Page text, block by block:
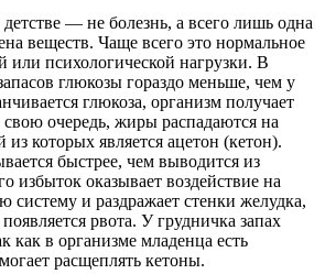
— не болезнь, а всего лишь одна
веществ. Чаще всего это нормальное
или психологической нагрузки. В
глюкозы гораздо меньше, чем у
глюкоза, организм получает
очередь, жиры распадаются на
которых является ацетон (кетон).
быстрее, чем выводится из
избыток оказывает воздействие на
систему и раздражает стенки желудка,
рвота. У грудничка запах
как в организме младенца есть
расщеплять кетоны.